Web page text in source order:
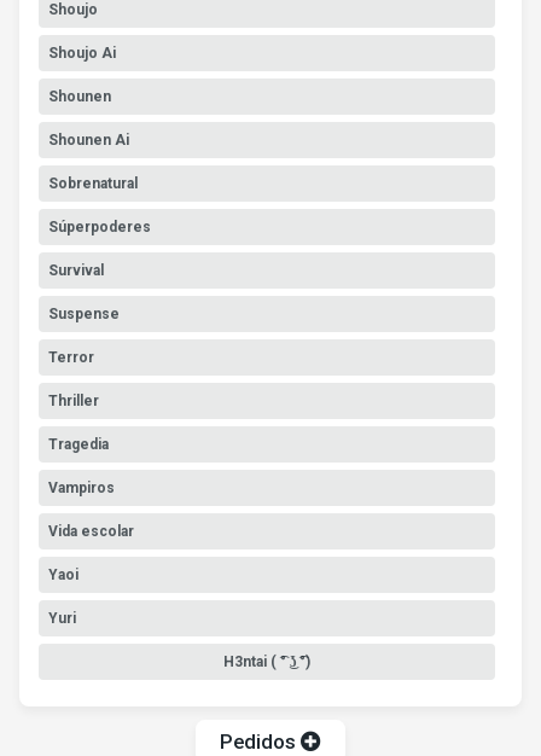
Shoujo
Shoujo Ai
Shounen
Shounen Ai
Sobrenatural
Súperpoderes
Survival
Suspense
Terror
Thriller
Tragedia
Vampiros
Vida escolar
Yaoi
Yuri
H3ntai ( ͡° ͜ʖ ͡°)
Pedidos